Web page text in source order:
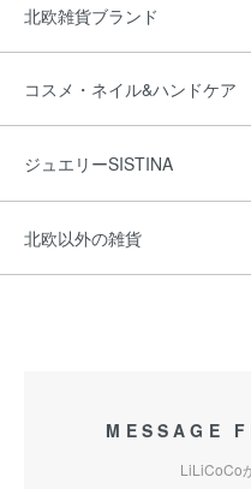
北欧雑貨ブランド
コスメ・ネイル&ハンドケア
ジュエリーSISTINA
北欧以外の雑貨
MESSAGE
LiLiCoCo